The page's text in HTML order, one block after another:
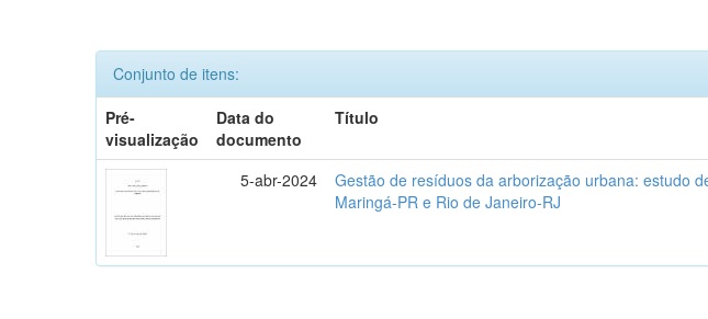
Conjunto de itens:
Pré-
visualização
Data do
documento
Título
5-abr-2024
Gestão de resíduos da arborização urbana: estudo
Maringá-PR e Rio de Janeiro-RJ